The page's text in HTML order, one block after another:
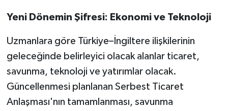
Yeni Dönemin Şifresi: Ekonomi ve Teknoloji
Uzmanlara göre Türkiye–İngiltere ilişkilerinin
geleceğinde belirleyici olacak alanlar ticaret,
savunma, teknoloji ve yatırımlar olacak.
Güncellenmesi planlanan Serbest Ticaret
Anlaşması'nın tamamlanması, savunma